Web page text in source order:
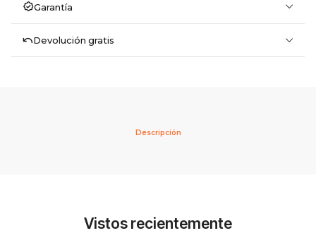
Garantía
Devolución gratis
Descripción
Vistos recientemente